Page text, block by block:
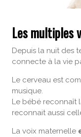
Les multiples
Depuis la nuit des
connecte à la vie
Le cerveau est
musique.
Le bébé reconnaît
reconnait aussi
La voix maternelle